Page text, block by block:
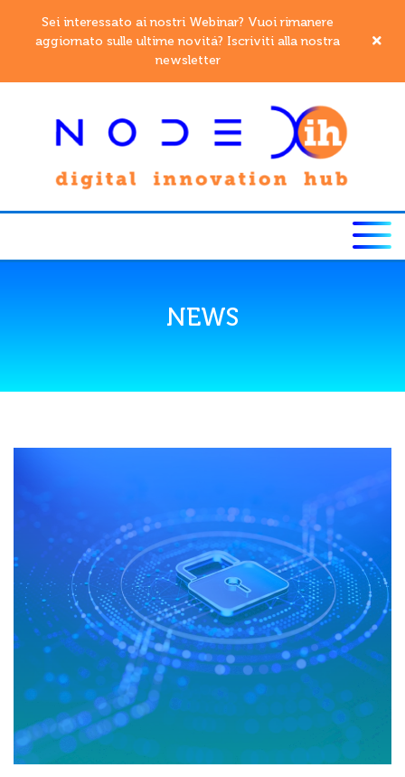
Sei interessato ai nostri Webinar? Vuoi rimanere
aggiornato sulle ultime novitá? Iscriviti alla nostra
newsletter
NEWS